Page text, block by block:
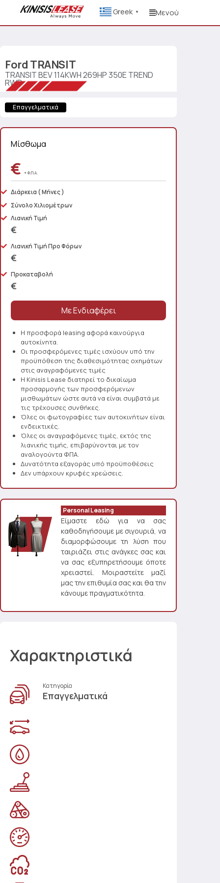
Greek ▼ Μενού
Ford TRANSIT
TRANSIT BEV 114KWH 269HP 350E TREND
RWD
Επαγγελματικά
Μίσθωμα
€ + Φ.Π.Α.
Διάρκεια ( Μήνες )
Σύνολο Χιλιομέτρων
Λιανική Τιμή
€
Λιανική Τιμή Προ Φόρων
€
Προκαταβολή
€
Η προσφορά leasing αφορά καινούργια
αυτοκίνητα.
Οι προσφερόμενες τιμές ισχύουν υπό την
προϋπόθεση της διαθεσιμότητας οχημάτων
στις αναγραφόμενες τιμές
Η Kinisis Lease διατηρεί το δικαίωμα
προσαρμογής των προσφερόμενων
μισθωμάτων ώστε αυτά να είναι συμβατά με
τις τρέχουσες συνθήκες.
Όλες οι φωτογραφίες των αυτοκινήτων είναι
ενδεικτικές.
Όλες οι αναγραφόμενες τιμές, εκτός της
λιανικής τιμής, επιβαρύνονται με τον
αναλογούντα ΦΠΑ.
Δυνατότητα εξαγοράς υπό προϋποθέσεις
Δεν υπάρχουν κρυφές χρεώσεις.
Personal Leasing
Είμαστε εδώ για να σας
καθοδηγήσουμε με σιγουριά, να
διαμορφώσουμε τη λύση που
ταιριάζει στις ανάγκες σας και
να σας εξυπηρετήσουμε όποτε
χρειαστεί. Μοιραστείτε μαζί
μας την επιθυμία σας και θα την
κάνουμε πραγματικότητα.
Χαρακτηριστικά
Κατηγορία
Επαγγελματικά